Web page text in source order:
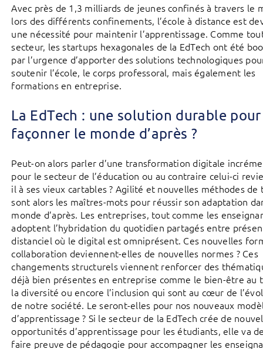
Avec près de 1,3 milliards de jeunes confinés à travers le
lors des différents confinements, l’école à distance est
une nécessité pour maintenir l’apprentissage. Comme
secteur, les startups hexagonales de la EdTech ont été
par l’urgence d’apporter des solutions technologiques
soutenir l’école, le corps professoral, mais également les
formations en entreprise.
La EdTech : une solution durable pour
façonner le monde d’après ?
Peut-on alors parler d’une transformation digitale
pour le secteur de l’éducation ou au contraire celui-ci
il à ses vieux cartables ? Agilité et nouvelles méthodes de
sont alors les maîtres-mots pour réussir son adaptation
monde d’après. Les entreprises, tout comme les
adoptent l’hybridation du quotidien partagés entre
distanciel où le digital est omniprésent. Ces nouvelles
collaboration deviennent-elles de nouvelles normes ? Ces
changements structurels viennent renforcer des
déjà bien présentes en entreprise comme le bien-être au
la diversité ou encore l’inclusion qui sont au cœur de
de notre société. Le seront-elles pour nos nouveaux
d’apprentissage ? Si le secteur de la EdTech crée de
opportunités d’apprentissage pour les étudiants, elle va
faire preuve de pédagogie pour accompagner les